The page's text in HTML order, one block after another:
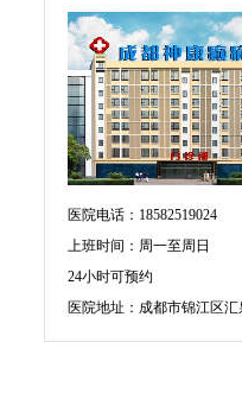
医院电话：18582519024
上班时间：周一至周日
24小时可预约
医院地址：成都市锦江区汇